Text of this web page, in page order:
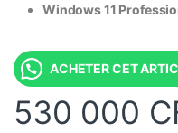
Windows 11
ACHETER CET
530 000